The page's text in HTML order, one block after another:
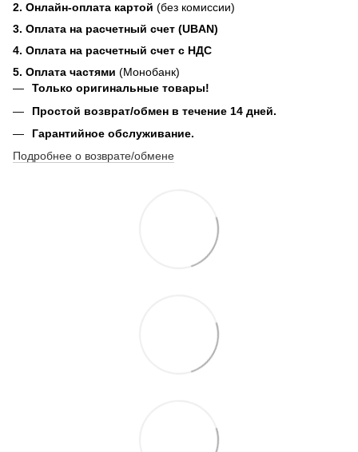
2. Онлайн-оплата картой (без комиссии)
3. Оплата на расчетный счет (UBAN)
4. Оплата на расчетный счет с НДС
5. Оплата частями (Монобанк)
Только оригинальные товары!
Простой возврат/обмен в течение 14 дней.
Гарантийное обслуживание.
Подробнее о возврате/обмене